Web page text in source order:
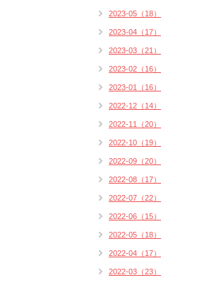
2023-05（18）
2023-04（17）
2023-03（21）
2023-02（16）
2023-01（16）
2022-12（14）
2022-11（20）
2022-10（19）
2022-09（20）
2022-08（17）
2022-07（22）
2022-06（15）
2022-05（18）
2022-04（17）
2022-03（23）